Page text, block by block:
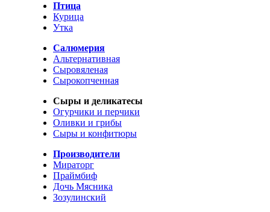
Птица
Курица
Утка
Салюмерия
Альтернативная
Сыровяленая
Сырокопченная
Сыры и деликатесы
Огурчики и перчики
Оливки и грибы
Сыры и конфитюры
Производители
Мираторг
Праймбиф
Дочь Мясника
Зозулинский